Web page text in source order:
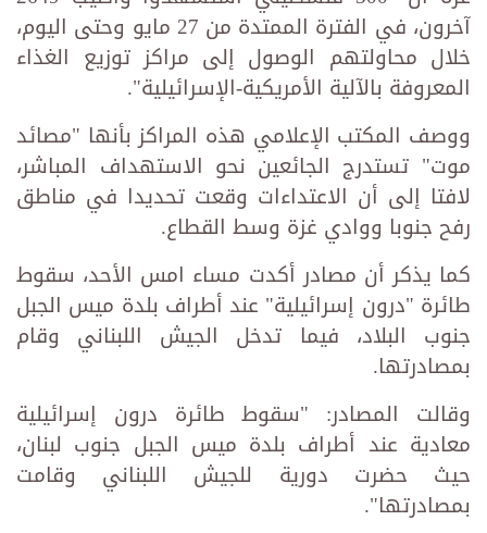
آخرون، في الفترة الممتدة من 27 مايو وحتى اليوم،
خلال محاولتهم الوصول إلى مراكز توزيع الغذاء
المعروفة بالآلية الأمريكية-الإسرائيلية".
ووصف المكتب الإعلامي هذه المراكز بأنها "مصائد
موت" تستدرج الجائعين نحو الاستهداف المباشر،
لافتا إلى أن الاعتداءات وقعت تحديدا في مناطق
رفح جنوبا ووادي غزة وسط القطاع.
كما يذكر أن مصادر أكدت مساء امس الأحد، سقوط
طائرة "درون إسرائيلية" عند أطراف بلدة ميس الجبل
جنوب البلاد، فيما تدخل الجيش اللبناني وقام
بمصادرتها.
وقالت المصادر: "سقوط طائرة درون إسرائيلية
معادية عند أطراف بلدة ميس الجبل جنوب لبنان،
حيث حضرت دورية للجيش اللبناني وقامت
بمصادرتها".